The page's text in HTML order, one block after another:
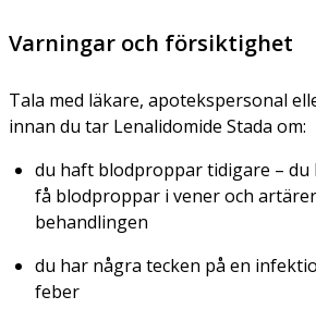
Varningar och försiktighet
Tala med läkare, apotekspersonal
innan du tar Lenalidomide Stada om:
du haft blodproppar tidigare –
få blodproppar i vener och
behandlingen
du har några tecken på en
feber